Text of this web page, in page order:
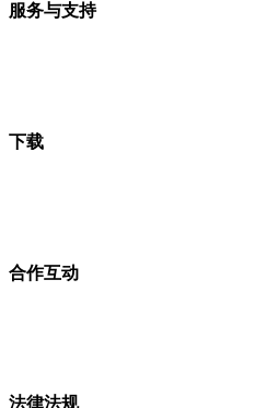
服务与支持
下载
合作互动
法律法规